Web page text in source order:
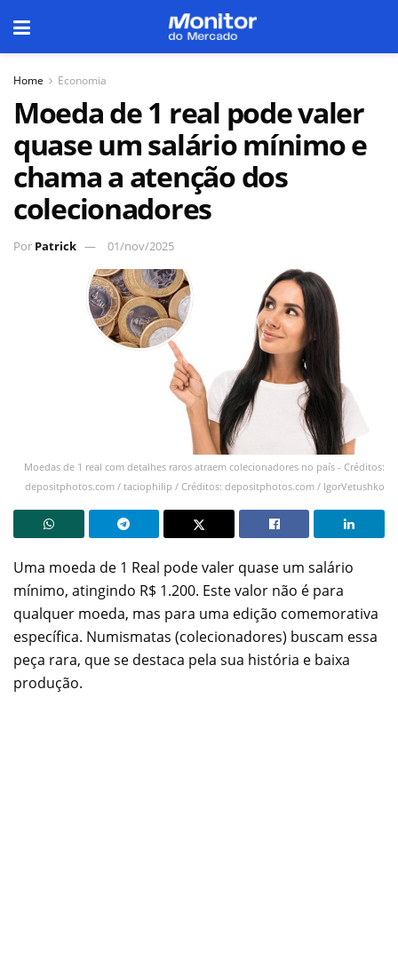
Home Economia
Moeda de 1 real pode valer
quase um salário mínimo e
chama a atenção dos
colecionadores
Por Patrick 01/nov/2025
Moedas de 1 real com detalhes raros atraem colecionadores no país - Créditos:
depositphotos.com / taciophilip / Créditos: depositphotos.com / IgorVetushko
Uma moeda de 1 Real pode valer quase um salário
mínimo, atingindo R$ 1.200. Este valor não é para
qualquer moeda, mas para uma edição comemorativa
específica. Numismatas (colecionadores) buscam essa
peça rara, que se destaca pela sua história e baixa
produção.